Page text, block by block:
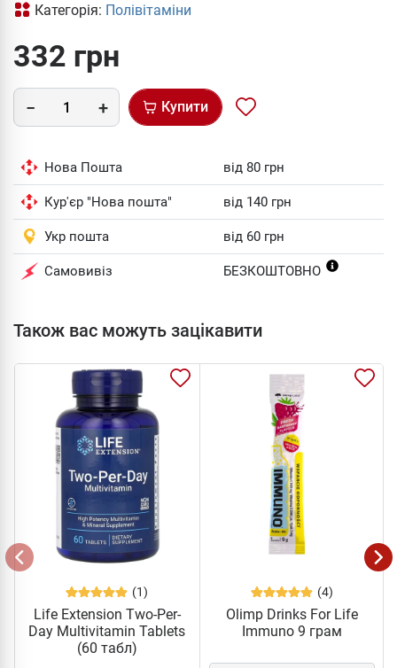
Категорія: Полівітаміни
332 грн
Купити
Нова Пошта від 80 грн
Кур'єр "Нова пошта" від 140 грн
Укр пошта від 60 грн
Самовивіз БЕЗКОШТОВНО
Також вас можуть зацікавити
(1)
Life Extension Two-Per-
Day Multivitamin Tablets
(60 табл)
(4)
Olimp Drinks For Life
Immuno 9 грам